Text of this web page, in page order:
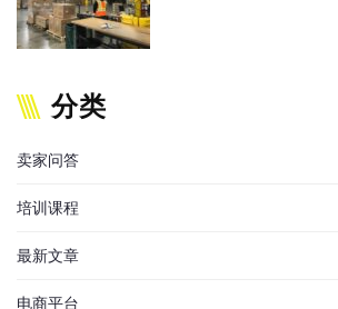
分类
卖家问答
培训课程
最新文章
电商平台